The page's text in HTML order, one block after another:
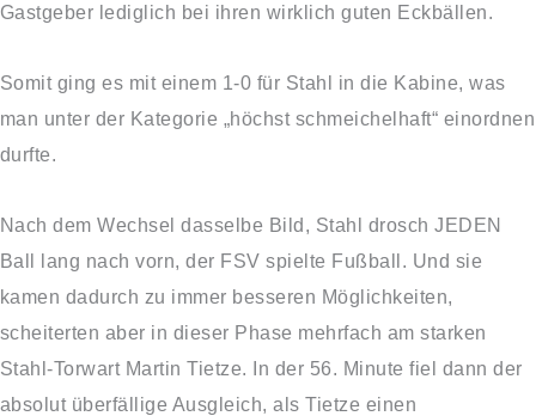
Gastgeber lediglich bei ihren wirklich guten Eckbällen.
Somit ging es mit einem 1-0 für Stahl in die Kabine, was
man unter der Kategorie „höchst schmeichelhaft“ einordnen
durfte.
Nach dem Wechsel dasselbe Bild, Stahl drosch JEDEN
Ball lang nach vorn, der FSV spielte Fußball. Und sie
kamen dadurch zu immer besseren Möglichkeiten,
scheiterten aber in dieser Phase mehrfach am starken
Stahl-Torwart Martin Tietze. In der 56. Minute fiel dann der
absolut überfällige Ausgleich, als Tietze einen